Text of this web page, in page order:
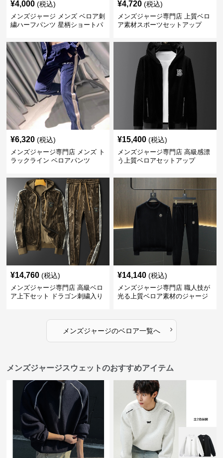
¥4,000 (税込)
メンズジャージ メンズ ベロア刺
繍ハーフパンツ 星柄ショートパ
¥4,720 (税込)
メンズジャージ専門店 上質ベロ
ア素材スポーツセットアップ
¥6,320 (税込)
メンズジャージ専門店 メンズ ト
ラックライン ベロアパンツ
¥15,400 (税込)
メンズジャージ専門店 高級感漂
う上質ベロアセットアップ
¥14,760 (税込)
メンズジャージ専門店 高級ベロ
ア上下セット ドラゴン刺繍入り
¥14,140 (税込)
メンズジャージ専門店 職人技が
光る上質ベロア素材のジャージ
メンズジャージのベロア一覧へ ›
メンズジャージスウェットのおすすめアイテム